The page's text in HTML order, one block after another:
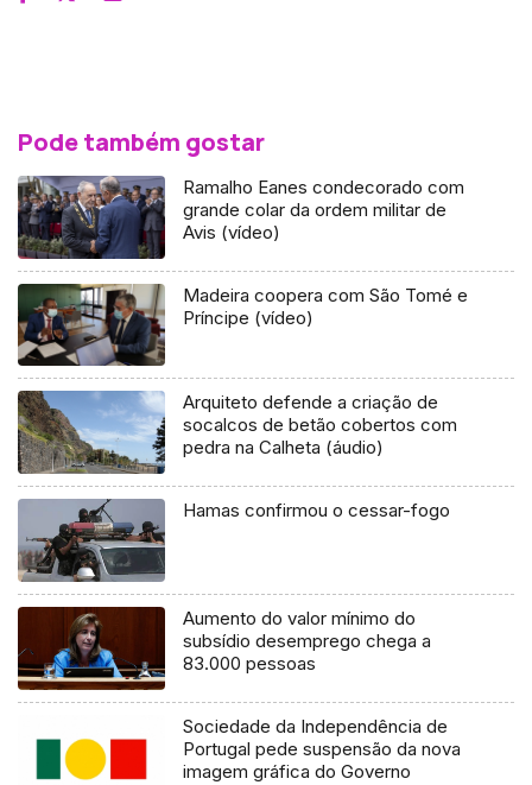
Pode também gostar
Ramalho Eanes condecorado com
grande colar da ordem militar de
Avis (vídeo)
Madeira coopera com São Tomé e
Príncipe (vídeo)
Arquiteto defende a criação de
socalcos de betão cobertos com
pedra na Calheta (áudio)
Hamas confirmou o cessar-fogo
Aumento do valor mínimo do
subsídio desemprego chega a
83.000 pessoas
Sociedade da Independência de
Portugal pede suspensão da nova
imagem gráfica do Governo